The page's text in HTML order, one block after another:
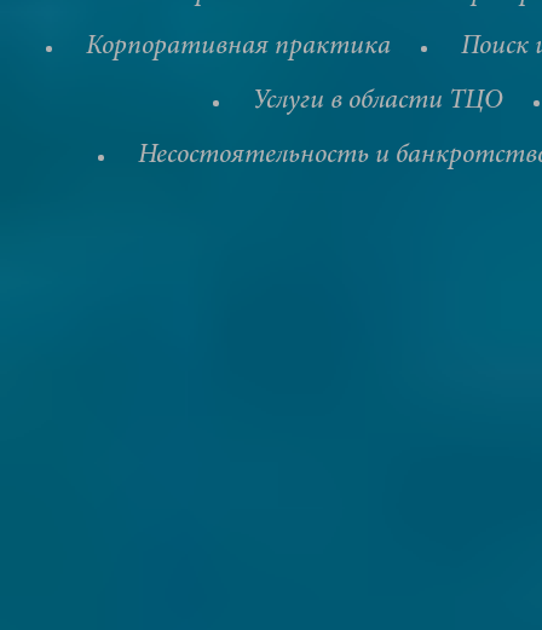
Корпоративная практика Поиск
Услуги в области ТЦО
Несостоятельность и